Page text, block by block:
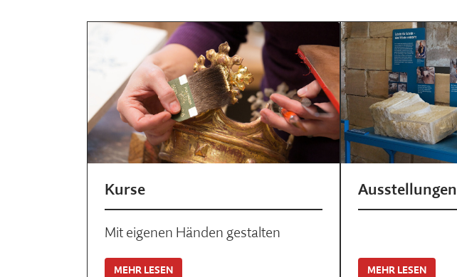
Kurse
Mit eigenen Händen gestalten
MEHR LESEN
Ausstellungen
MEHR LESEN